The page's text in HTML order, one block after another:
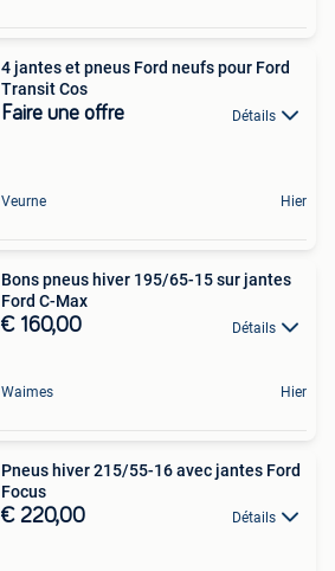
4 jantes et pneus Ford neufs pour Ford
Transit Cos
Faire une offre Détails
Veurne Hier
Bons pneus hiver 195/65-15 sur jantes
Ford C-Max
€ 160,00 Détails
Waimes Hier
Pneus hiver 215/55-16 avec jantes Ford
Focus
€ 220,00 Détails